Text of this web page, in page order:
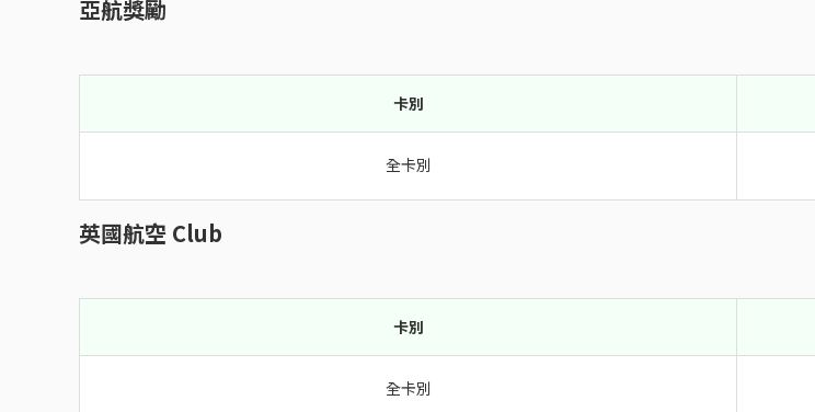
亞航獎勵
卡別
全卡別
英國航空 Club
卡別
全卡別